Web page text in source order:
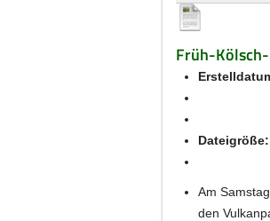
Früh-
Dateigröße:
Am
den